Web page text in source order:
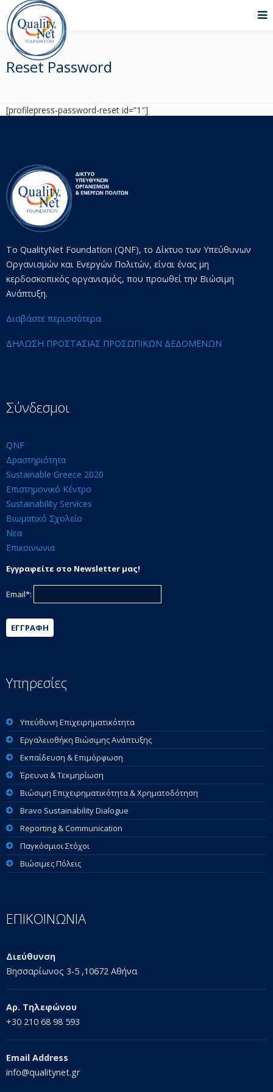
Reset Password
[profilepress-password-reset id=”1″]
Το QualityNet Foundation (QNF), το Δίκτυο των Υπεύθυνων
Οργανισμών και Ενεργών Πολιτών, είναι ένας μη
κερδοσκοπικός οργανισμός, που προωθεί την Βιώσιμη
Ανάπτυξη.
Διαβάστε περισσότερα
ΔΗΛΩΣΗ ΠΡΟΣΤΑΣΙΑΣ ΠΡΟΣΩΠΙΚΩΝ ΔΕΔΟΜΕΝΩΝ
Σύνδεσμοι
QNF
Δραστηριότητα
Sustainable Greece 2020
Επιστημονικό Κέντρο
Sustainability Services
Βιωματικό Σχολείο
Νεα
Επικοινωνια
Εγγραφείτε στο Newsletter μας!
Email*:
ΕΓΓΡΑΦΉ
Υπηρεσίες
Υπεύθυνη Επιχειρηματικότητα
Εργαλειοθήκη Βιώσιμης Ανάπτυξης
Εκπαίδευση & Επιμόρφωση
Έρευνα & Τεκμηρίωση
Βιώσιμη Επιχειρηματικότητα & Χρηματοδότηση
Bravo Sustainability Dialogue
Reporting & Communication
Παγκόσμιοι Στόχοι
Βιώσιμες Πόλεις
ΕΠΙΚΟΙΝΩΝΙΑ
Διεύθυνση
Βησσαρίωνος 3-5 ,10672 Αθήνα
Αρ. Τηλεφώνου
+30 210 68 98 593
Email Address
info@qualitynet.gr